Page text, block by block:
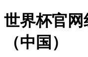
世界杯官
（中国）